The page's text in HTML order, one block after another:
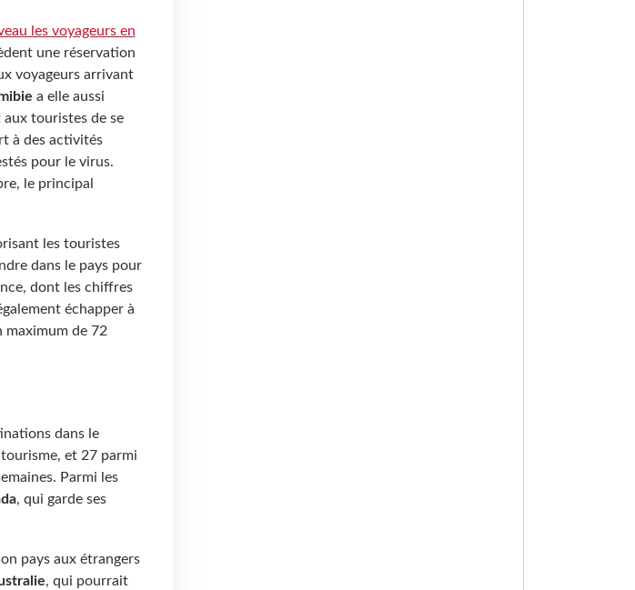
les voyageurs en
une réservation
voyageurs arrivant
a elle aussi
touristes de se
à des activités
pour le virus.
le principal
les touristes
dans le pays pour
dont les chiffres
échapper à
maximum de 72
dans le
et 27 parmi
Parmi les
, qui garde ses
pays aux étrangers
, qui pourrait